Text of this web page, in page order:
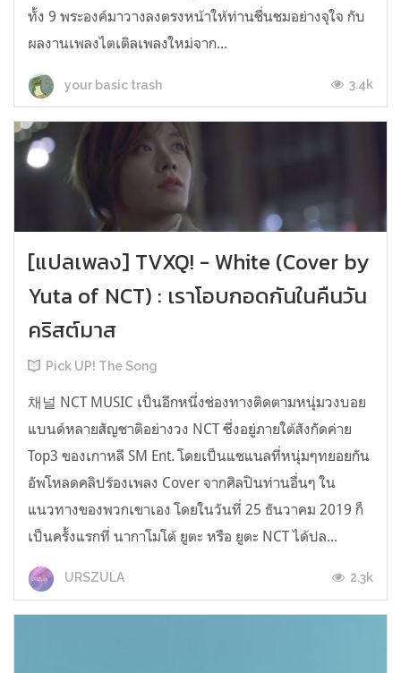
ทั้ง 9 พระองค์มาวางลงตรงหน้าให้ท่านชื่นชมอย่างจุใจ กับ
ผลงานเพลงไตเติลเพลงใหม่จาก...
your basic trash 3.4k
[แปลเพลง] TVXQ! - White (Cover by
Yuta of NCT) : เราโอบกอดกันในคืนวัน
คริสต์มาส
Pick UP! The Song
채널 NCT MUSIC เป็นอีกหนึ่งช่องทางติดตามหนุ่มวงบอย
แบนด์หลายสัญชาติอย่างวง NCT ซึ่งอยู่ภายใต้สังกัดค่าย
Top3 ของเกาหลี SM Ent. โดยเป็นแชแนลที่หนุ่มๆทยอยกัน
อัพโหลดคลิปร้องเพลง Cover จากศิลปินท่านอื่นๆ ใน
แนวทางของพวกเขาเอง โดยในวันที่ 25 ธันวาคม 2019 ก็
เป็นครั้งแรกที่ นากาโมโต้ ยูตะ หรือ ยูตะ NCT ได้ปล...
URSZULA 2.3k